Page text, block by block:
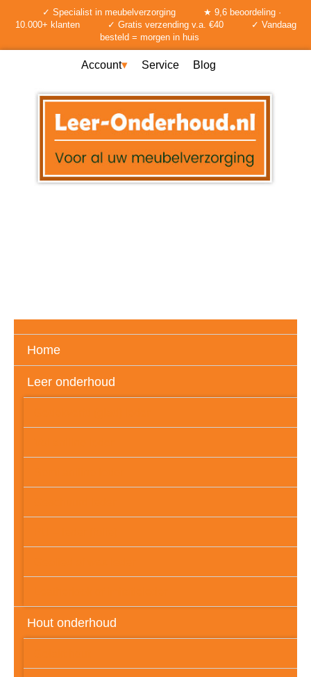
✓ Specialist in meubelverzorging
★ 9,6 beoordeling ·
10.000+ klanten
✓ Gratis verzending v.a. €40
✓ Vandaag
besteld = morgen in huis
Account Service Blog
Home
Leer onderhoud
Hout onderhoud